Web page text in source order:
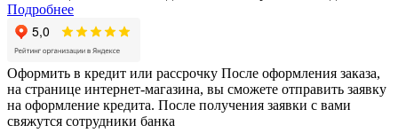
Подробнее
Оформить в кредит или рассрочку После оформления заказа,
на странице интернет-магазина, вы сможете отправить заявку
на оформление кредита. После получения заявки с вами
свяжутся сотрудники банка